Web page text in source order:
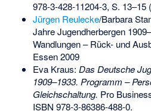
978-3-428-11204-3, S. 13–15 (
Jürgen Reulecke/Barbara
Jahre Jugendherbergen
Wandlungen – Rück- und
Essen 2009
Eva Kraus: Das Deutsche
1909–1933. Programm –
Gleichschaltung. Pro
ISBN 978-3-86386-488-0.